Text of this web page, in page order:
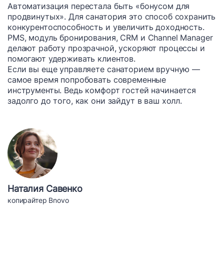
Автоматизация перестала быть «бонусом для
продвинутых». Для санатория это способ сохранить
конкурентоспособность и увеличить доходность.
PMS, модуль бронирования, CRM и Channel Manager
делают работу прозрачной, ускоряют процессы и
помогают удерживать клиентов.
Если вы еще управляете санаторием вручную —
самое время попробовать современные
инструменты. Ведь комфорт гостей начинается
задолго до того, как они зайдут в ваш холл.
Наталия Савенко
копирайтер Bnovo